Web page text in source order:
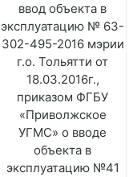
ввод объекта в
эксплуатацию № 63-
302-495-2016 мэрии
г.о. Тольятти от
18.03.2016г.,
приказом ФГБУ
«Приволжское
УГМС» о вводе
объекта в
эксплуатацию №41